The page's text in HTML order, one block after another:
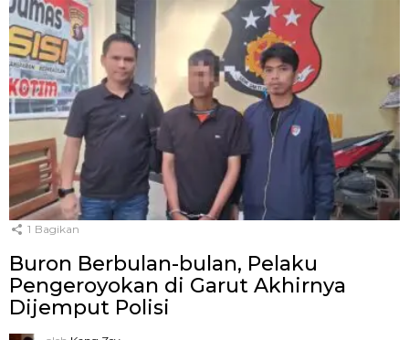
1 Bagikan
Buron Berbulan-bulan, Pelaku
Pengeroyokan di Garut Akhirnya
Dijemput Polisi